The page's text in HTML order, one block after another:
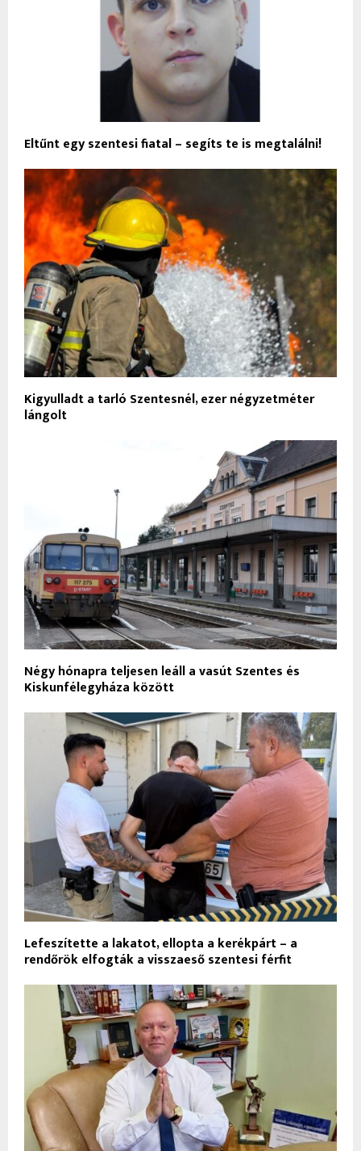
Eltűnt egy szentesi fiatal – segíts te is megtalálni!
Kigyulladt a tarló Szentesnél, ezer négyzetméter
lángolt
Négy hónapra teljesen leáll a vasút Szentes és
Kiskunfélegyháza között
Lefeszítette a lakatot, ellopta a kerékpárt – a
rendőrök elfogták a visszaeső szentesi férfit